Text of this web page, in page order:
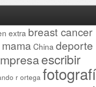
extra breast cancer
China deporte
escribir
r ortega